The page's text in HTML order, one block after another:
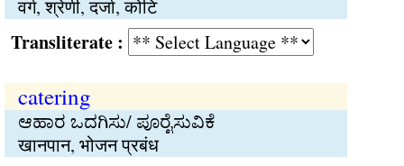
वर्ग, श्रेणी, दर्जा, कोटि
:
catering
ಆಹಾರ ಒದಗಿಸು/ ಪೂರೈಸುವಿಕೆ
खानपान, भोजन प्रबंध